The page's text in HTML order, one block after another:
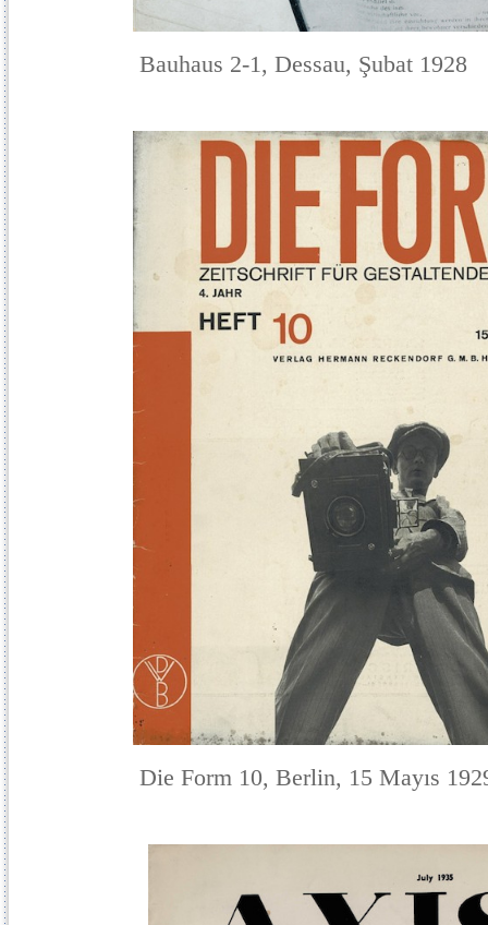
Bauhaus 2-1, Dessau, Şubat 1928
Die Form 10, Berlin, 15 Mayıs